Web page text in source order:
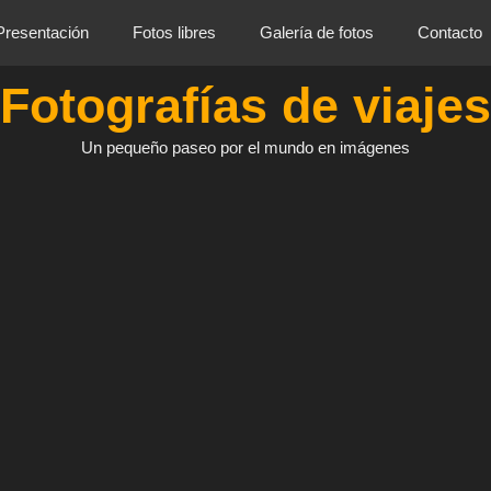
Fotos libres Galería de fotos Contacto
Fotografías de viajes
Un pequeño paseo por el mundo en imágenes